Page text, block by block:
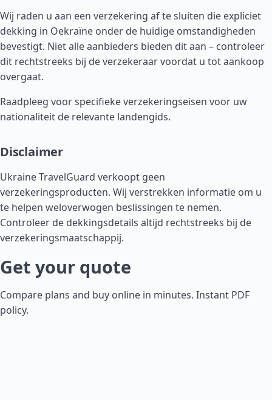
Wij raden u aan een verzekering af te sluiten die expliciet
dekking in Oekraïne onder de huidige omstandigheden
bevestigt. Niet alle aanbieders bieden dit aan – controleer
dit rechtstreeks bij de verzekeraar voordat u tot aankoop
overgaat.
Raadpleeg voor specifieke verzekeringseisen voor uw
nationaliteit de relevante landengids.
Disclaimer
Ukraine TravelGuard verkoopt geen
verzekeringsproducten. Wij verstrekken informatie om u
te helpen weloverwogen beslissingen te nemen.
Controleer de dekkingsdetails altijd rechtstreeks bij de
verzekeringsmaatschappij.
Get your quote
Compare plans and buy online in minutes. Instant PDF
policy.